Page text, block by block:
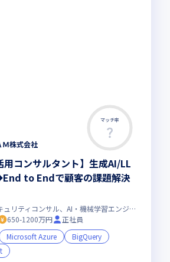
マッチ率
Ｍ株式会社
用コンサルタント】生成AI/LL
to Endで顧客の課題解決
ITコンサル・セキュリティコンサル、AI・機械学習エンジニア
650-1200万円
正社員
Microsoft Azure
BigQuery